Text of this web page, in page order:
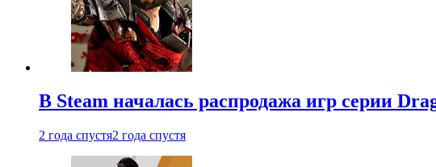
В Steam началась распродажа игр серии
2 года спустя2 года спустя